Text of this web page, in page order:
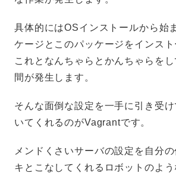
具体的にはOSインストールから始
ケージとこのパッケージをインスト
これとなんちゃらとかんちゃらを
間が発生します。
そんな面倒な設定を一手に引き受
いてくれるのがVagrantです。
メンドくさいサーバの設定を自分
キとこなしてくれるロボットのよ